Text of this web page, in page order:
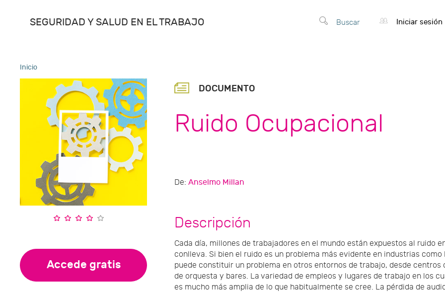
SEGURIDAD Y SALUD EN EL TRABAJO Buscar Iniciar sesión
Inicio
DOCUMENTO
Ruido Ocupacional
De: Anselmo Millan
Descripción
Cada día, millones de trabajadores en el mundo están expuestos al ruido
conlleva. Si bien el ruido es un problema más evidente en industrias
puede constituir un problema en otros entornos de trabajo, desde
de orquesta y bares. La variedad de empleos y lugares de trabajo en los
es mucho más amplia de lo que habitualmente se cree. La pérdida de
Accede gratis